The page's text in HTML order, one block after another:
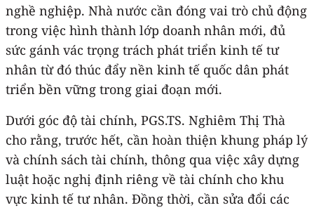
nghề nghiệp. Nhà nước cần đóng vai trò chủ động
trong việc hình thành lớp doanh nhân mới, đủ
sức gánh vác trọng trách phát triển kinh tế tư
nhân từ đó thúc đẩy nền kinh tế quốc dân phát
triển bền vững trong giai đoạn mới.
Dưới góc độ tài chính, PGS.TS. Nghiêm Thị Thà
cho rằng, trước hết, cần hoàn thiện khung pháp lý
và chính sách tài chính, thông qua việc xây dựng
luật hoặc nghị định riêng về tài chính cho khu
vực kinh tế tư nhân. Đồng thời, cần sửa đổi các